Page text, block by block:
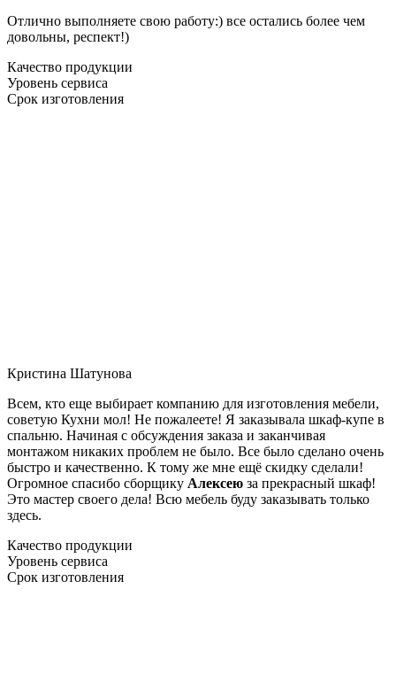
Отлично выполняете свою работу:) все остались более чем
довольны, респект!)
Качество продукции
Уровень сервиса
Срок изготовления
Кристина Шатунова
Всем, кто еще выбирает компанию для изготовления мебели,
советую Кухни мол! Не пожалеете! Я заказывала шкаф-купе в
спальню. Начиная с обсуждения заказа и заканчивая
монтажом никаких проблем не было. Все было сделано очень
быстро и качественно. К тому же мне ещё скидку сделали!
Огромное спасибо сборщику Алексею за прекрасный шкаф!
Это мастер своего дела! Всю мебель буду заказывать только
здесь.
Качество продукции
Уровень сервиса
Срок изготовления